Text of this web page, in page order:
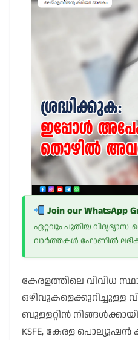
Join our WhatsApp
ഏറ്റവും പുതിയ
വാർത്തകൾ ഫോണിൽ
കേരളത്തിലെ വിവിധ
ഒഴിവുകളെക്കുറിച്ചുള്ള
ബുള്ളറ്റിൻ
KSFE, കേരള